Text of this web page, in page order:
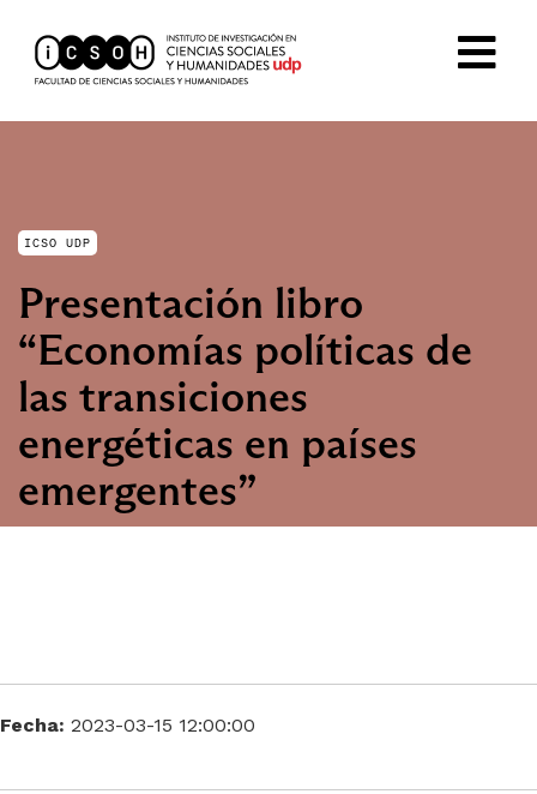
ICSO UDP
Presentación libro
“Economías políticas de
las transiciones
energéticas en países
emergentes”
Fecha: 2023-03-15 12:00:00